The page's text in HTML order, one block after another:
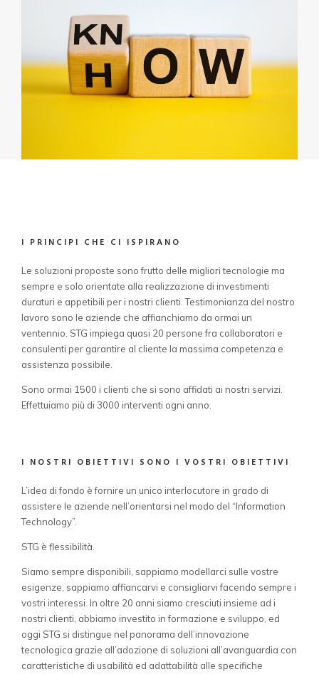
I PRINCIPI CHE CI ISPIRANO
Le soluzioni proposte sono frutto delle migliori tecnologie ma
sempre e solo orientate alla realizzazione di investimenti
duraturi e appetibili per i nostri clienti. Testimonianza del nostro
lavoro sono le aziende che affianchiamo da ormai un
ventennio. STG impiega quasi 20 persone fra collaboratori e
consulenti per garantire al cliente la massima competenza e
assistenza possibile.
Sono ormai 1500 i clienti che si sono affidati ai nostri servizi.
Effettuiamo più di 3000 interventi ogni anno.
I NOSTRI OBIETTIVI SONO I VOSTRI OBIETTIVI
L’idea di fondo è fornire un unico interlocutore in grado di
assistere le aziende nell’orientarsi nel modo del “Information
Technology”.
STG è flessibilità.
Siamo sempre disponibili, sappiamo modellarci sulle vostre
esigenze, sappiamo affiancarvi e consigliarvi facendo sempre i
vostri interessi. In oltre 20 anni siamo cresciuti insieme ad i
nostri clienti, abbiamo investito in formazione e sviluppo, ed
oggi STG si distingue nel panorama dell’innovazione
tecnologica grazie all’adozione di soluzioni all’avanguardia con
caratteristiche di usabilità ed adattabilità alle specifiche